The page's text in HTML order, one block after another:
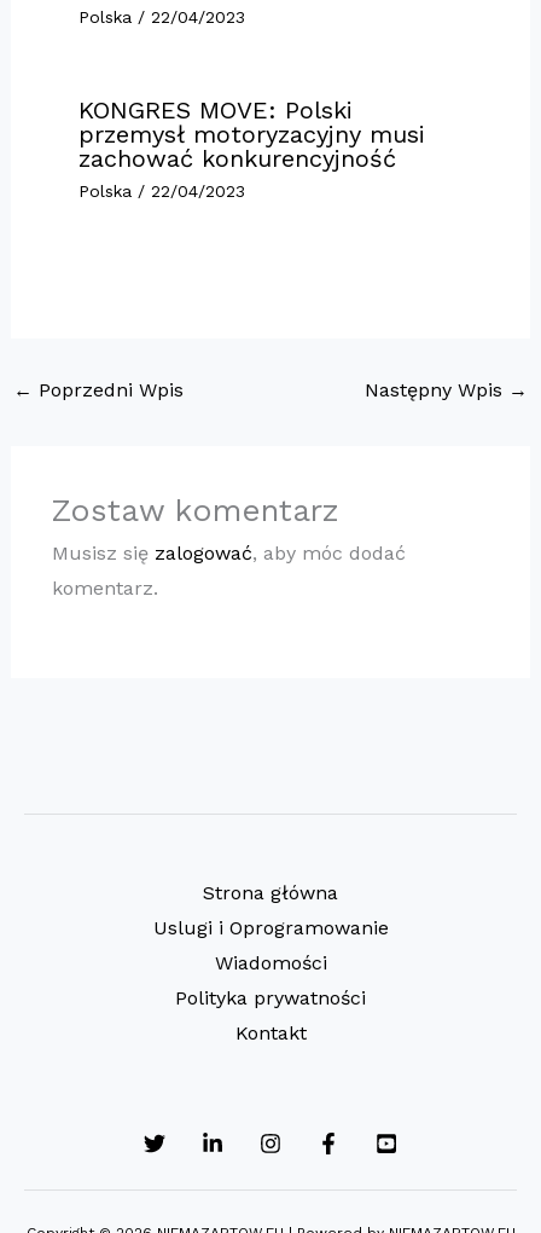
Polska / 22/04/2023
KONGRES MOVE: Polski
przemysł motoryzacyjny musi
zachować konkurencyjność
Polska / 22/04/2023
← Poprzedni Wpis Następny Wpis →
Zostaw komentarz
Musisz się zalogować, aby móc dodać
komentarz.
Strona główna
Uslugi i Oprogramowanie
Wiadomości
Polityka prywatności
Kontakt